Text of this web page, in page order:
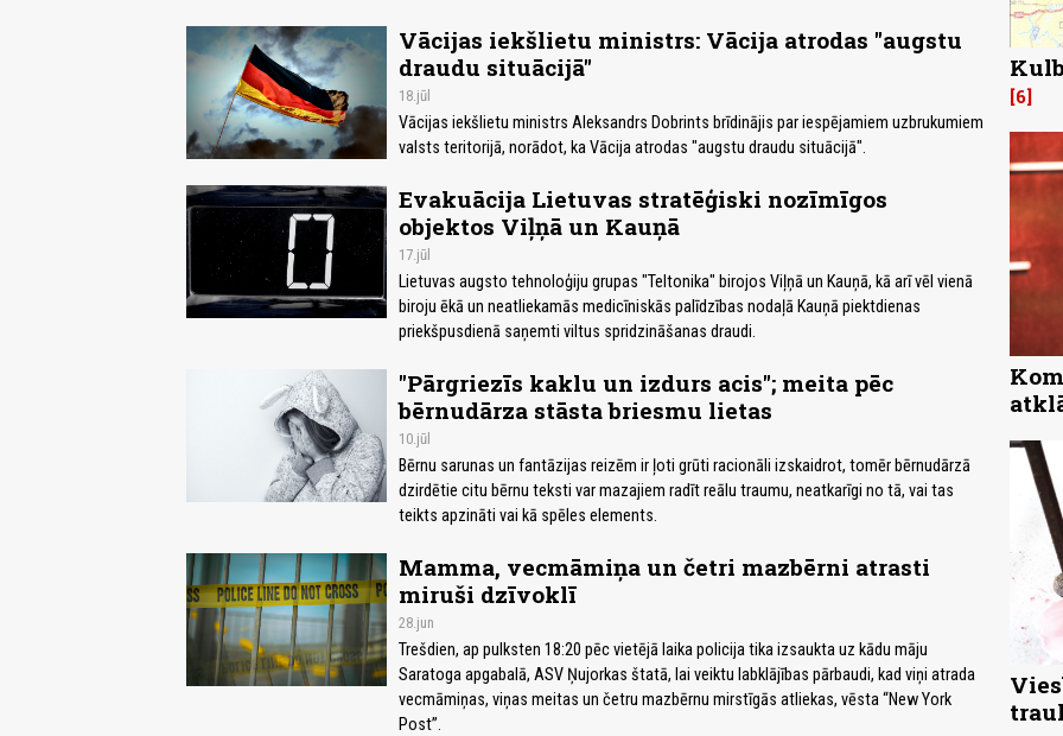
Vācijas iekšlietu ministrs: Vācija atrodas "augstu
draudu situācijā"
18.jūl
Vācijas iekšlietu ministrs Aleksandrs Dobrints brīdinājis par iespējamiem uzbrukumiem
valsts teritorijā, norādot, ka Vācija atrodas "augstu draudu situācijā".
Evakuācija Lietuvas stratēģiski nozīmīgos
objektos Viļņā un Kauņā
17.jūl
Lietuvas augsto tehnoloģiju grupas "Teltonika" birojos Viļņā un Kauņā, kā arī vēl vienā
biroju ēkā un neatliekamās medicīniskās palīdzības nodaļā Kauņā piektdienas
priekšpusdienā saņemti viltus spridzināšanas draudi.
"Pārgriezīs kaklu un izdurs acis"; meita pēc
bērnudārza stāsta briesmu lietas
10.jūl
Bērnu sarunas un fantāzijas reizēm ir ļoti grūti racionāli izskaidrot, tomēr bērnudārzā
dzirdētie citu bērnu teksti var mazajiem radīt reālu traumu, neatkarīgi no tā, vai tas
teikts apzināti vai kā spēles elements.
Mamma, vecmāmiņa un četri mazbērni atrasti
miruši dzīvoklī
28.jun
Trešdien, ap pulksten 18:20 pēc vietējā laika policija tika izsaukta uz kādu māju
Saratoga apgabalā, ASV Ņujorkas štatā, lai veiktu labklājības pārbaudi, kad viņi atrada
vecmāmiņas, viņas meitas un četru mazbērnu mirstīgās atliekas, vēsta “New York
Post”.
6